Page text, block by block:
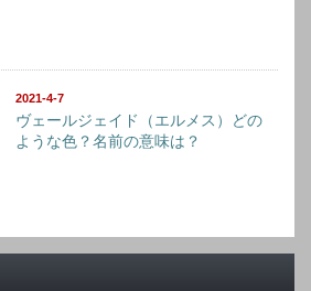
2021-4-7
ヴェールジェイド（エルメス）どの
ような色？名前の意味は？